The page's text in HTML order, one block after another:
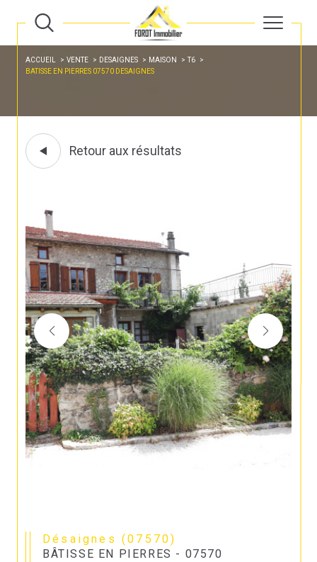
ACCUEIL VENTE DESAIGNES MAISON
T6
BATISSE EN PIERRES 07570 DESAIGNES
Retour aux résultats
Désaignes (07570)
BÂTISSE EN PIERRES - 07570